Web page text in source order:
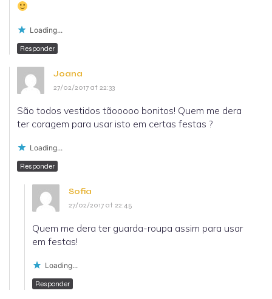
Loading...
Responder
Joana
27/02/2017 at 22:33
São todos vestidos tãooooo bonitos! Quem me dera
ter coragem para usar isto em certas festas ?
Loading...
Responder
Sofia
27/02/2017 at 22:45
Quem me dera ter guarda-roupa assim para usar
em festas!
Loading...
Responder